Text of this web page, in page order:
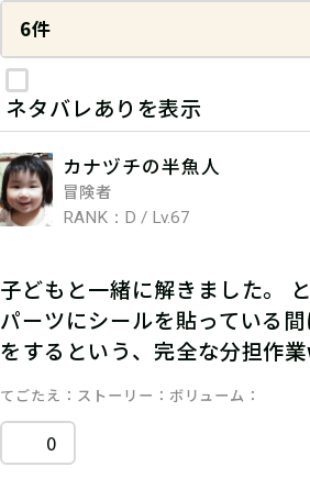
6件
ネタバレありを表示
カナヅチの半魚人
冒険者
RANK：D / Lv.67
子どもと一緒に解きました。
パーツにシールを貼っている
をするという、完全な分担作業
てごたえ ストーリー ボリューム
0